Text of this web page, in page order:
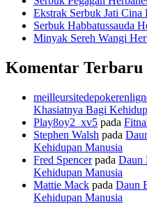
Ekstrak Serbuk Jati Cina
Serbuk Habbatussauda
Minyak Sereh Wangi
Komentar Terbaru
Khasiatnya Bagi
Play8oy2_xv5 pada
Stephen Walsh pada
Kehidupan Manusia
Fred Spencerpada Daun
Kehidupan Manusia
Mattie Mack pada Daun
Kehidupan Manusia